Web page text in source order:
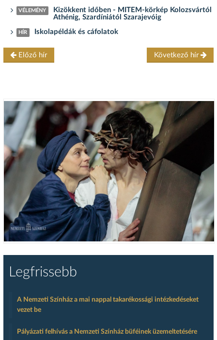
VÉLEMÉNY
Kizökkent időben - MITEM-körkép Kolozsvártól
Athénig, Szardíniától Szarajevóig
HÍR Iskolapéldák és cáfolatok
Előző hír Következő hír
Legfrissebb
A Nemzeti Színház a mai nappal takarékossági intézkedéseket
vezet be
Pályázati felhívás a Nemzeti Színház büféinek üzemeltetésére